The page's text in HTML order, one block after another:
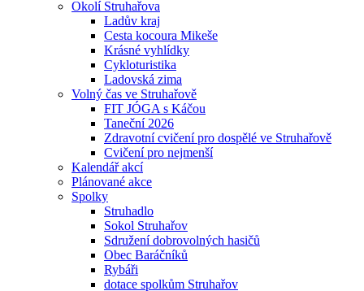
Okolí Struhařova
Ladův kraj
Cesta kocoura Mikeše
Krásné vyhlídky
Cykloturistika
Ladovská zima
Volný čas ve Struhařově
FIT JÓGA s Káčou
Taneční 2026
Zdravotní cvičení pro dospělé ve Struhařově
Cvičení pro nejmenší
Kalendář akcí
Plánované akce
Spolky
Struhadlo
Sokol Struhařov
Sdružení dobrovolných hasičů
Obec Baráčníků
Rybáři
dotace spolkům Struhařov